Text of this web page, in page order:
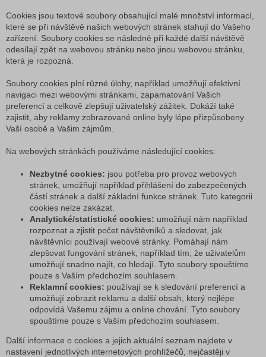
Cookies jsou textové soubory obsahující malé množství informací,
které se při návštěvě našich webových stránek stahují do Vašeho
zařízení. Soubory cookies se následně při každé další návštěvě
odesílají zpět na webovou stránku nebo jinou webovou stránku,
která je rozpozná.
Soubory cookies plní různé úlohy, například umožňují efektivní
navigaci mezi webovými stránkami, zapamatování Vašich
preferencí a celkově zlepšují uživatelský zážitek. Dokáží také
zajistit, aby reklamy zobrazované online byly lépe přizpůsobeny
Vaší osobě a Vašim zájmům.
Na webových stránkách používáme následující cookies:
Nezbytné cookies: jsou potřeba pro provoz webových
stránek, umožňují například přihlášení do zabezpečených
částí stránek a další základní funkce stránek. Tuto kategorii
cookies nelze zakázat.
Analytické/statistické cookies: umožňují nám například
rozpoznat a zjistit počet návštěvníků a sledovat, jak
návštěvníci používají webové stránky. Pomáhají nám
zlepšovat fungování stránek, například tím, že uživatelům
umožňují snadno najít, co hledají. Tyto soubory spouštíme
pouze s Vaším předchozím souhlasem.
Reklamní cookies: používají se k sledování preferencí a
umožňují zobrazit reklamu a další obsah, který nejlépe
odpovídá Vašemu zájmu a online chování. Tyto soubory
spouštíme pouze s Vaším předchozím souhlasem.
Další informace o cookies a jejich aktuální seznam najdete v
nastavení jednotlivých internetových prohlížečů, nejčastěji v